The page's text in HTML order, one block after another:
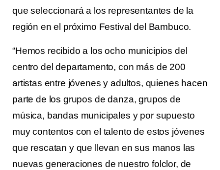
que seleccionará a los representantes de la
región en el próximo Festival del Bambuco.
“Hemos recibido a los ocho municipios del
centro del departamento, con más de 200
artistas entre jóvenes y adultos, quienes hacen
parte de los grupos de danza, grupos de
música, bandas municipales y por supuesto
muy contentos con el talento de estos jóvenes
que rescatan y que llevan en sus manos las
nuevas generaciones de nuestro folclor, de